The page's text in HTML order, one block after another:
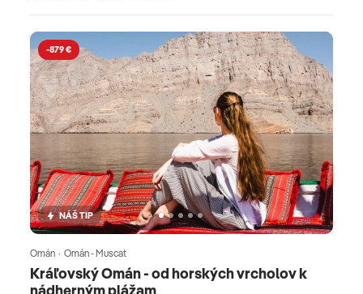
-879 €
NÁŠ TIP
Kráľovský Omán - od horských vrcholov k
nádherným plážam
Omán · Omán - Muscat